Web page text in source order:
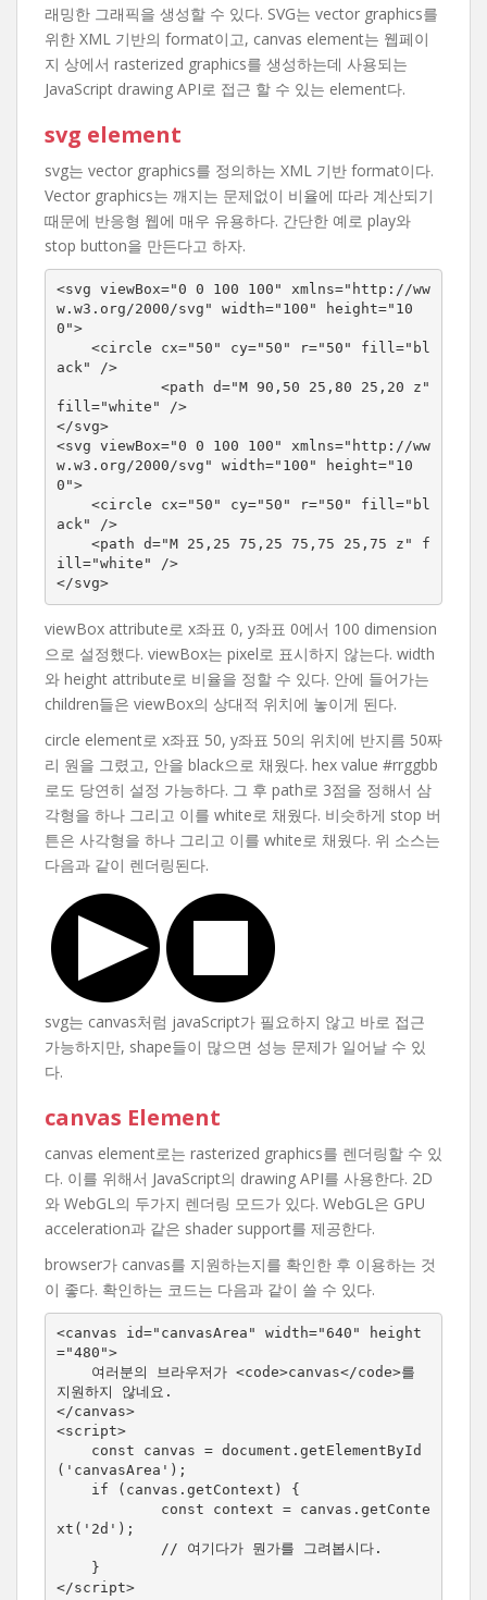
래밍한 그래픽을 생성할 수 있다. SVG는 vector graphics를
위한 XML 기반의 format이고, canvas element는 웹페이
지 상에서 rasterized graphics를 생성하는데 사용되는
JavaScript drawing API로 접근 할 수 있는 element다.
svg element
svg는 vector graphics를 정의하는 XML 기반 format이다.
Vector graphics는 깨지는 문제없이 비율에 따라 계산되기
때문에 반응형 웹에 매우 유용하다. 간단한 예로 play와
stop button을 만든다고 하자.
<svg viewBox="0 0 100 100" xmlns="http://ww
w.w3.org/2000/svg" width="100" height="10
0">
ack" />
fill="white" />
</svg>
<svg viewBox="0 0 100 100" xmlns="http://ww
w.w3.org/2000/svg" width="100" height="10
0">
ack" />
ill="white" />
</svg>
viewBox attribute로 x좌표 0, y좌표 0에서 100 dimension
으로 설정했다. viewBox는 pixel로 표시하지 않는다. width
와 height attribute로 비율을 정할 수 있다. 안에 들어가는
children들은 viewBox의 상대적 위치에 놓이게 된다.
circle element로 x좌표 50, y좌표 50의 위치에 반지름 50짜
리 원을 그렸고, 안을 black으로 채웠다. hex value #rrggbb
로도 당연히 설정 가능하다. 그 후 path로 3점을 정해서 삼
각형을 하나 그리고 이를 white로 채웠다. 비슷하게 stop 버
튼은 사각형을 하나 그리고 이를 white로 채웠다. 위 소스는
다음과 같이 렌더링된다.
svg는 canvas처럼 javaScript가 필요하지 않고 바로 접근
가능하지만, shape들이 많으면 성능 문제가 일어날 수 있
다.
canvas Element
canvas element로는 rasterized graphics를 렌더링할 수 있
다. 이를 위해서 JavaScript의 drawing API를 사용한다. 2D
와 WebGL의 두가지 렌더링 모드가 있다. WebGL은 GPU
acceleration과 같은 shader support를 제공한다.
browser가 canvas를 지원하는지를 확인한 후 이용하는 것
이 좋다. 확인하는 코드는 다음과 같이 쓸 수 있다.
<canvas id="canvasArea" width="640" height
="480">
지원하지 않네요.
</canvas>
<script>
('canvasArea');
xt('2d');
</script>